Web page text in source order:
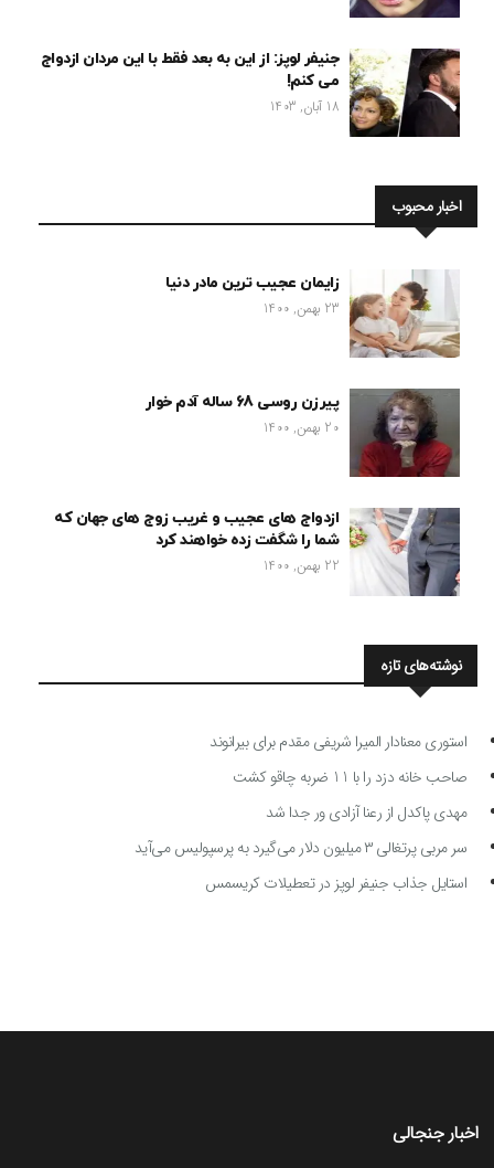
جنیفر لوپز: از این به بعد فقط با این مردان ازدواج
می کنم!
18 آبان, 1403
اخبار محبوب
زایمان عجیب ترین مادر دنیا
23 بهمن, 1400
پیرزن روسی 68 ساله آدم خوار
20 بهمن, 1400
ازدواج های عجیب و غریب زوج های جهان که
شما را شگفت زده خواهند کرد
22 بهمن, 1400
نوشته‌های تازه
استوری معنادار المیرا شریفی مقدم برای بیرانوند
صاحب خانه دزد را با 11 ضربه چاقو کشت
مهدی پاکدل از رعنا آزادی ور جدا شد
سر مربی پرتغالی ۳ میلیون دلار می‌گیرد به پرسپولیس می‌آید
استایل جذاب جنیفر لوپز در تعطیلات کریسمس
اخبار جنجالی